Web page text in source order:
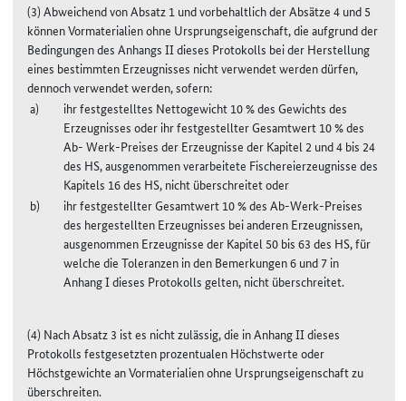
(3) Abweichend von Absatz 1 und vorbehaltlich der Absätze 4 und 5
können Vormaterialien ohne Ursprungseigenschaft, die aufgrund der
Bedingungen des Anhangs II dieses Protokolls bei der Herstellung
eines bestimmten Erzeugnisses nicht verwendet werden dürfen,
dennoch verwendet werden, sofern:
ihr festgestelltes Nettogewicht 10 % des Gewichts des
Erzeugnisses oder ihr festgestellter Gesamtwert 10 % des
Ab- Werk-Preises der Erzeugnisse der Kapitel 2 und 4 bis 24
des HS, ausgenommen verarbeitete Fischereierzeugnisse des
Kapitels 16 des HS, nicht überschreitet oder
ihr festgestellter Gesamtwert 10 % des Ab-Werk-Preises
des hergestellten Erzeugnisses bei anderen Erzeugnissen,
ausgenommen Erzeugnisse der Kapitel 50 bis 63 des HS, für
welche die Toleranzen in den Bemerkungen 6 und 7 in
Anhang I dieses Protokolls gelten, nicht überschreitet.
(4) Nach Absatz 3 ist es nicht zulässig, die in Anhang II dieses
Protokolls festgesetzten prozentualen Höchstwerte oder
Höchstgewichte an Vormaterialien ohne Ursprungseigenschaft zu
überschreiten.